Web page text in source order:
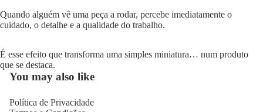
Quando alguém vê uma peça a rodar, percebe imediatamente o
cuidado, o detalhe e a qualidade do trabalho.
É esse efeito que transforma uma simples miniatura… num produto
que se destaca.
You may also like
Política de Privacidade